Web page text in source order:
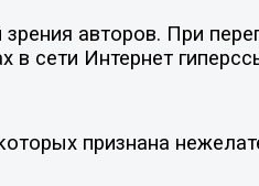
авторов. При
в сети Интернет
признана